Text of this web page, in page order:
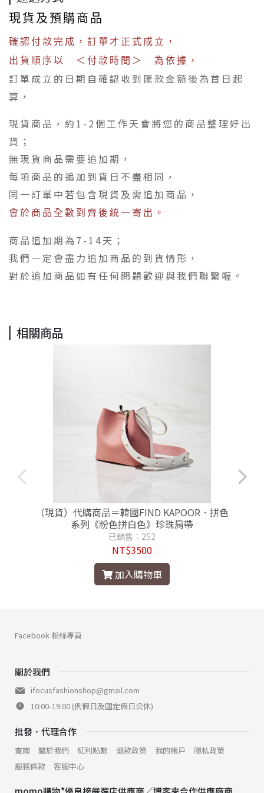
現貨及預購商品
確認付款完成，訂單才正式成立，
出貨順序以 ＜付款時間＞ 為依據，
訂單成立的日期自確認收到匯款金額後為首日起
算，
現貨商品，約1-2個工作天會將您的商品整理好出
貨；
無現貨商品需要追加期，
每項商品的追加到貨日不盡相同，
同一訂單中若包含現貨及需追加商品，
會於商品全數到齊後統一寄出。
商品追加期為7-14天；
我們一定會盡力追加商品的到貨情形，
對於追加商品如有任何問題歡迎與我們聯繫喔。
相關商品
（現貨）代購商品＝韓國FIND KAPOOR．拼色
系列《粉色拼白色》珍珠肩帶
已銷售：252
NT$3500
加入購物車
關於我們
ifocusfashionshop@gmail.com
10:00-19:00 (例假日及國定假日公休)
批發．代理合作
查詢 關於我們 紅利點數 退款政策 我的帳戶
隱私政策
服務條款
客服中心
Facebook 粉絲專頁